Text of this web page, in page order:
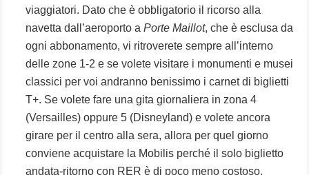
viaggiatori. Dato che è obbligatorio il ricorso alla
navetta dall’aeroporto aPorte Maillot, che è esclusa da
ogni abbonamento, vi ritroverete sempre all’interno
delle zone 1-2 e se volete visitare i monumenti e musei
classici per voi andranno benissimo i carnet di biglietti
T+. Se volete fare una gita giornaliera in zona 4
(Versailles) oppure 5 (Disneyland) e volete ancora
girare per il centro alla sera, allora per quel giorno
conviene acquistare la Mobilis perché il solo biglietto
andata-ritorno con RER è di poco meno costoso.